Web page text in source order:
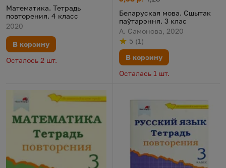
Математика. Тетрадь
повторения. 4 класс
2020
В корзину
Осталось 2 шт.
Беларуская мова. Сшытак
паўтарэння. 3 клас
А. Самонова, 2020
Рейтинг
5
из 5 (
по результату
1
голосов)
В корзину
Осталась 1 шт.